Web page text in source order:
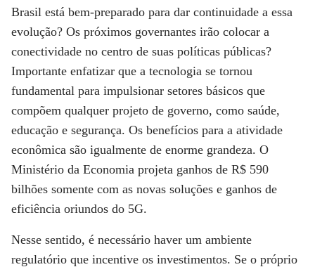
Brasil está bem-preparado para dar continuidade a essa
evolução? Os próximos governantes irão colocar a
conectividade no centro de suas políticas públicas?
Importante enfatizar que a tecnologia se tornou
fundamental para impulsionar setores básicos que
compõem qualquer projeto de governo, como saúde,
educação e segurança. Os benefícios para a atividade
econômica são igualmente de enorme grandeza. O
Ministério da Economia projeta ganhos de R$ 590
bilhões somente com as novas soluções e ganhos de
eficiência oriundos do 5G.
Nesse sentido, é necessário haver um ambiente
regulatório que incentive os investimentos. Se o próprio